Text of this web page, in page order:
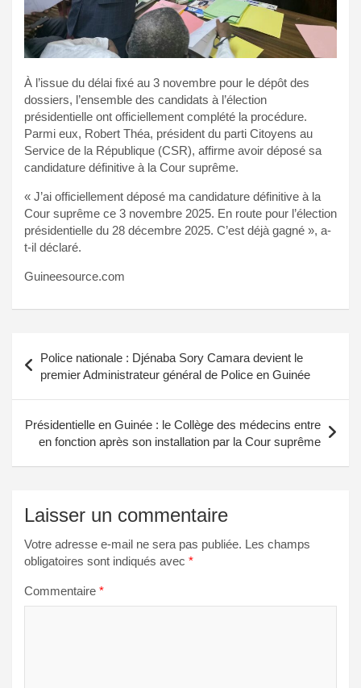
À l’issue du délai fixé au 3 novembre pour le dépôt des
dossiers, l’ensemble des candidats à l’élection
présidentielle ont officiellement complété la procédure.
Parmi eux, Robert Théa, président du parti Citoyens au
Service de la République (CSR), affirme avoir déposé sa
candidature définitive à la Cour suprême.
« J’ai officiellement déposé ma candidature définitive à la
Cour suprême ce 3 novembre 2025. En route pour l’élection
présidentielle du 28 décembre 2025. C’est déjà gagné », a-
t-il déclaré.
Guineesource.com
de
l’article
Police nationale : Djénaba Sory Camara devient le
premier Administrateur général de Police en Guinée
Présidentielle en Guinée : le Collège des médecins entre
en fonction après son installation par la Cour suprême
Laisser un commentaire
Votre adresse e-mail ne sera pas publiée. Les champs
obligatoires sont indiqués avec *
Commentaire *